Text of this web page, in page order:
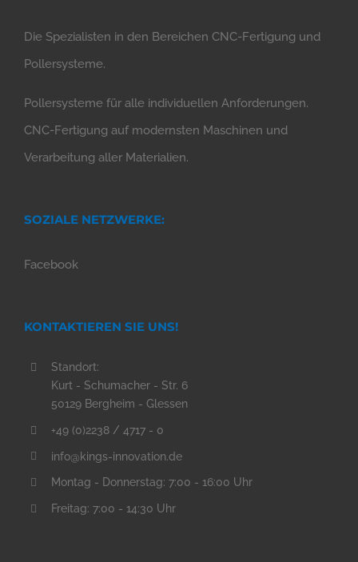
Die Spezialisten in den Bereichen CNC-Fertigung und
Pollersysteme.
Pollersysteme für alle individuellen Anforderungen.
CNC-Fertigung auf modernsten Maschinen und
Verarbeitung aller Materialien.
SOZIALE NETZWERKE:
Facebook
KONTAKTIEREN SIE UNS!
Standort:
Kurt - Schumacher - Str. 6
50129 Bergheim - Glessen
+49 (0)2238 / 4717 - 0
info@kings-innovation.de
Montag - Donnerstag: 7:00 - 16:00 Uhr
Freitag: 7:00 - 14:30 Uhr